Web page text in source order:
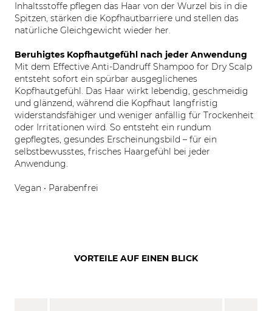
Inhaltsstoffe pflegen das Haar von der Wurzel bis in die
Spitzen, stärken die Kopfhautbarriere und stellen das
natürliche Gleichgewicht wieder her.
Beruhigtes Kopfhautgefühl nach jeder Anwendung
Mit dem Effective Anti-Dandruff Shampoo for Dry Scalp
entsteht sofort ein spürbar ausgeglichenes
Kopfhautgefühl. Das Haar wirkt lebendig, geschmeidig
und glänzend, während die Kopfhaut langfristig
widerstandsfähiger und weniger anfällig für Trockenheit
oder Irritationen wird. So entsteht ein rundum
gepflegtes, gesundes Erscheinungsbild – für ein
selbstbewusstes, frisches Haargefühl bei jeder
Anwendung.
Vegan • Parabenfrei
VORTEILE AUF EINEN BLICK